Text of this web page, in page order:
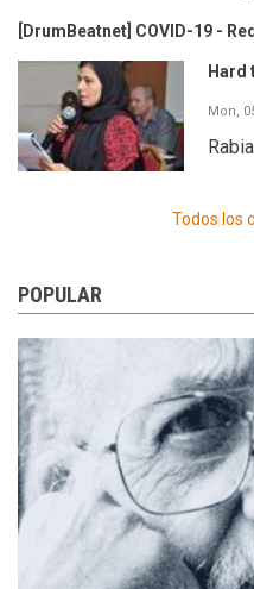
[DrumBeatnet] COVID-19 -
Hard
Mon,
Todos los
POPULAR